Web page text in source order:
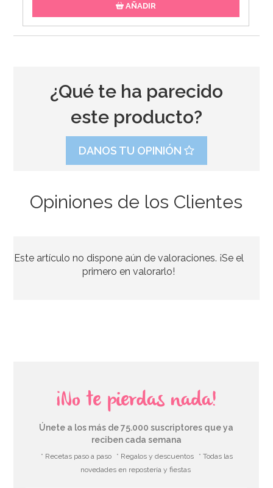
AÑADIR
1,50€
¿Qué te ha parecido
este producto?
DANOS TU OPINIÓN
Opiniones de los Clientes
Este artículo no dispone aún de valoraciones. ¡Se el
primero en valorarlo!
¡No te pierdas nada!
Únete a los más de 75.000 suscriptores que ya
reciben cada semana
* Recetas paso a paso * Regalos y descuentos
* Todas las
novedades en repostería y fiestas